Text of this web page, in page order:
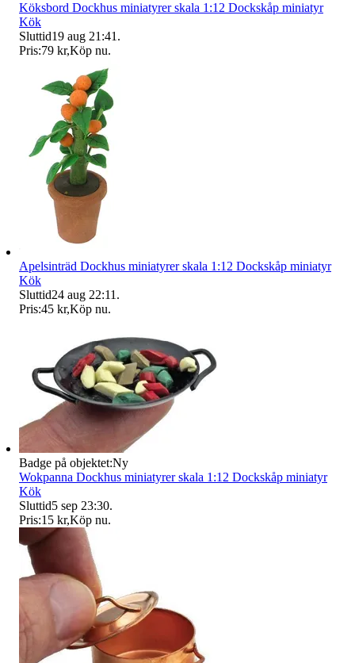
Köksbord Dockhus miniatyrer skala 1:12 Dockskåp miniatyr
Kök
Sluttid19 aug 21:41 .
Pris:79 kr,Köp nu.
Apelsinträd Dockhus miniatyrer skala 1:12 Dockskåp miniatyr
Kök
Sluttid24 aug 22:11 .
Pris:45 kr,Köp nu.
Badge på objektet:Ny
Wokpanna Dockhus miniatyrer skala 1:12 Dockskåp miniatyr
Kök
Sluttid5 sep 23:30.
Pris:15 kr,Köp nu.